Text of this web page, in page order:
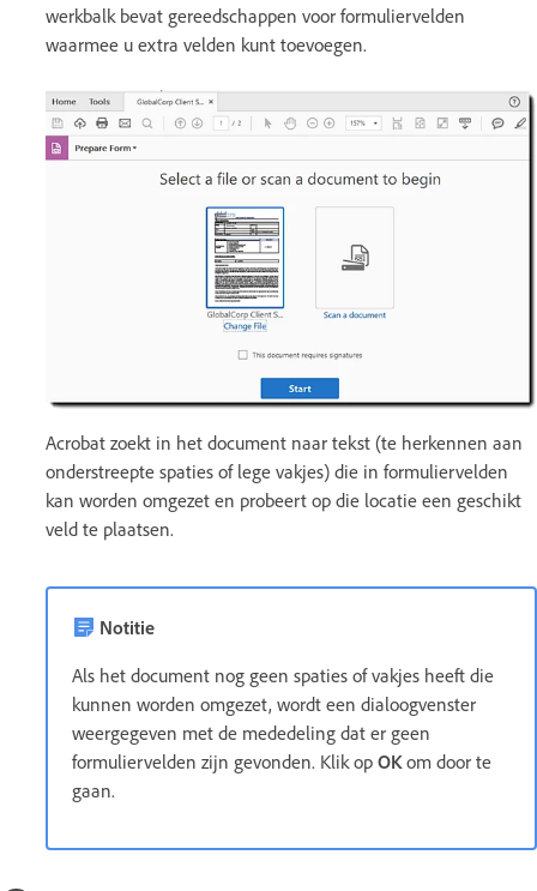
werkbalk bevat gereedschappen voor formuliervelden
waarmee u extra velden kunt toevoegen.
Acrobat zoekt in het document naar tekst (te herkennen aan
onderstreepte spaties of lege vakjes) die in formuliervelden
kan worden omgezet en probeert op die locatie een geschikt
veld te plaatsen.
Notitie
Als het document nog geen spaties of vakjes heeft die
kunnen worden omgezet, wordt een dialoogvenster
weergegeven met de mededeling dat er geen
formuliervelden zijn gevonden. Klik op OKom door te
gaan.